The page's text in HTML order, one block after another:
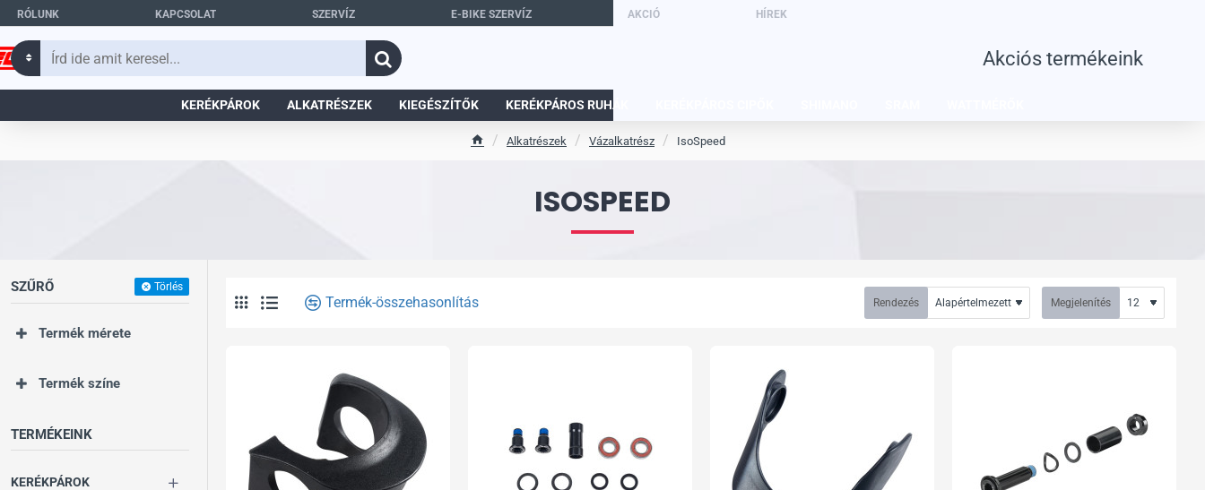
RÓLUNK KAPCSOLAT SZERVÍZ E-BIKE SZERVÍZ AKCIÓ HÍREK
Írd
Akciós termékeink
KERÉKPÁROK ALKATRÉSZEK KIEGÉSZÍTŐK KERÉKPÁROS RUHÁK
ISOSPEED
Alkatrészek Vázalkatrész IsoSpeed
SZŰRŐ Törlés
Termék mérete
Termék színe
TERMÉKEINK
KERÉKPÁROK
Termék-összehasonlítás Rendezés Megjelenítés